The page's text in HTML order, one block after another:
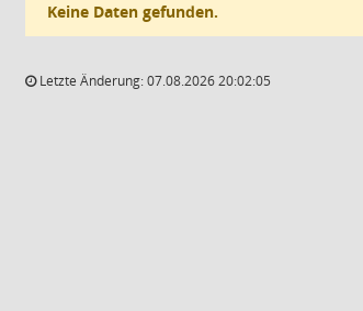
Keine Daten gefunden.
Letzte Änderung: 07.08.2026 20:02:05